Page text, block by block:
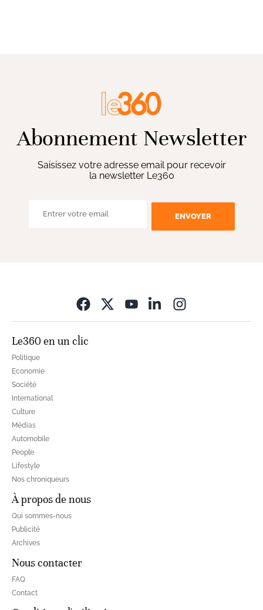
Abonnement Newsletter
Saisissez votre adresse email pour recevoir
la newsletter Le360
ENVOYER
Le360 en un clic
Politique
Economie
Société
International
Culture
Médias
Automobile
People
Lifestyle
Nos chroniqueurs
À propos de nous
Qui sommes-nous
Publicité
Archives
Nous contacter
FAQ
Contact